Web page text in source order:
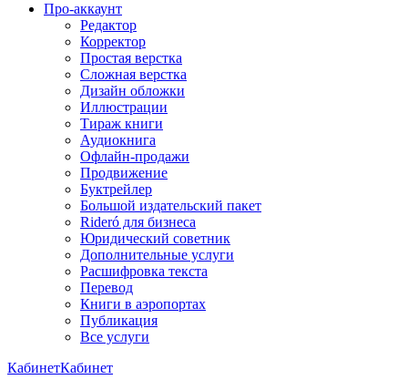
Про-аккаунт
Редактор
Корректор
Простая верстка
Сложная верстка
Дизайн обложки
Иллюстрации
Тираж книги
Аудиокнига
Офлайн-продажи
Продвижение
Буктрейлер
Большой издательский пакет
Rideró для бизнеса
Юридический советник
Дополнительные услуги
Расшифровка текста
Перевод
Книги в аэропортах
Публикация
Все услуги
КабинетКабинет